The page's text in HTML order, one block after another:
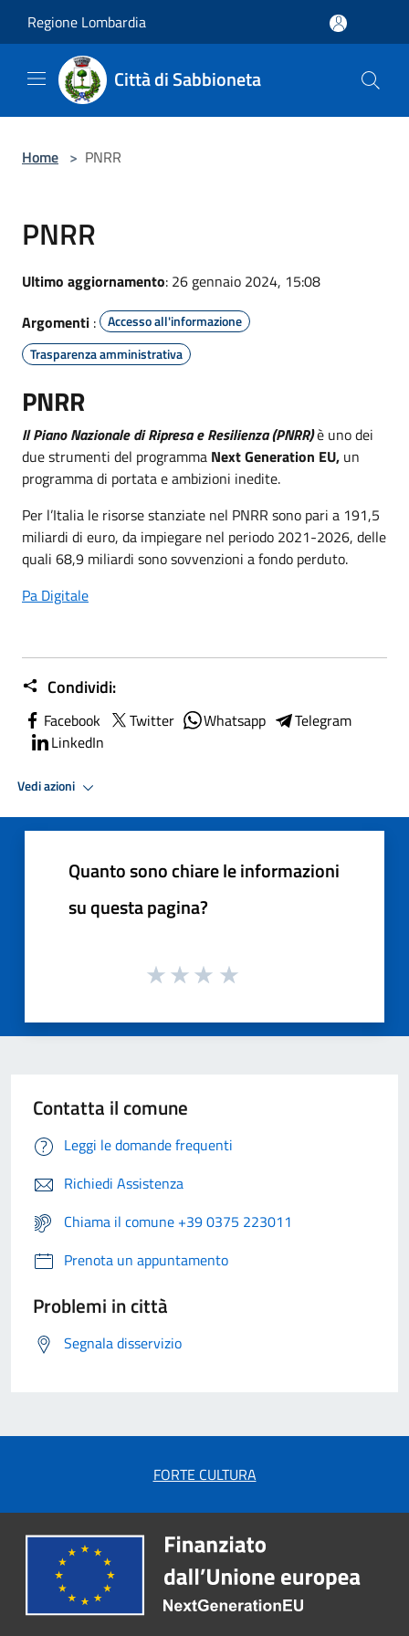
Regione Lombardia
Città di Sabbioneta
Home > PNRR
PNRR
Ultimo aggiornamento: 26 gennaio 2024, 15:08
Argomenti :
Accesso all'informazione
Trasparenza amministrativa
PNRR
Il Piano Nazionale di Ripresa e Resilienza (PNRR)è uno dei
due strumenti del programma Next Generation EU, un
programma di portata e ambizioni inedite.
Per l’Italia le risorse stanziate nel PNRR sono pari a 191,5
miliardi di euro, da impiegare nel periodo 2021-2026, delle
quali 68,9 miliardi sono sovvenzioni a fondo perduto.
Pa Digitale
Condividi:
Facebook Twitter Whatsapp
Telegram
LinkedIn
Vedi azioni
Quanto sono chiare le informazioni
su questa pagina?
Contatta il comune
Leggi le domande frequenti
Richiedi Assistenza
Chiama il comune +39 0375 223011
Prenota un appuntamento
Problemi in città
Segnala disservizio
FORTE CULTURA